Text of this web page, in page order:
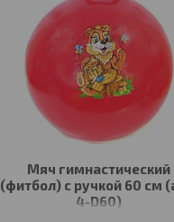
Мяч гимнастический
(фитбол) с ручкой 60 см
4-D60)